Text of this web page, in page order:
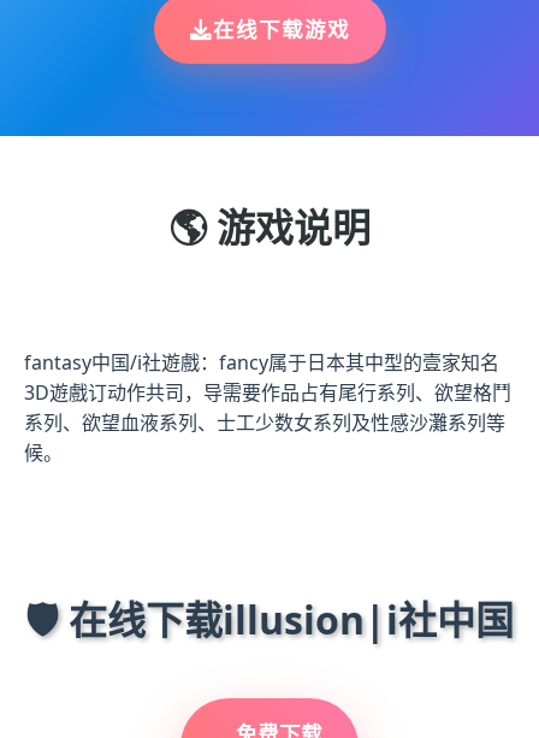
在线下载游戏
🌎 游戏说明
fantasy中国/i社遊戲：fancy属于日本其中型的壹家知名
3D遊戲订动作共司，导需要作品占有尾行系列、欲望格鬥
系列、欲望血液系列、士工少数女系列及性感沙灘系列等
候。
🛡️ 在线下载illusion|i社中国